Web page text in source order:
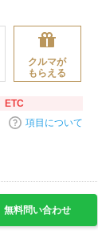
クルマが
もらえる
ETC
項目について
無料問い合わせ